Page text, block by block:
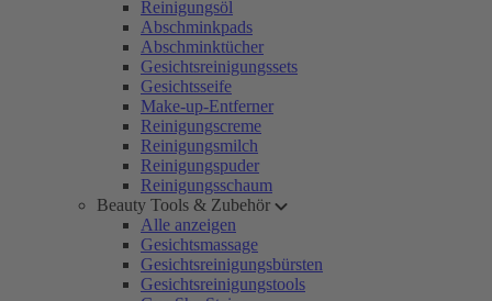
Reinigungsöl
Abschminkpads
Abschminktücher
Gesichtsreinigungssets
Gesichtsseife
Make-up-Entferner
Reinigungscreme
Reinigungsmilch
Reinigungspuder
Reinigungsschaum
Beauty Tools & Zubehör
Alle anzeigen
Gesichtsmassage
Gesichtsreinigungsbürsten
Gesichtsreinigungstools